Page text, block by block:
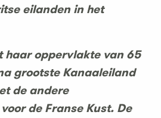
eilanden in het
haar oppervlakte van 65
grootste Kanaaleiland
de andere
de Franse Kust. De